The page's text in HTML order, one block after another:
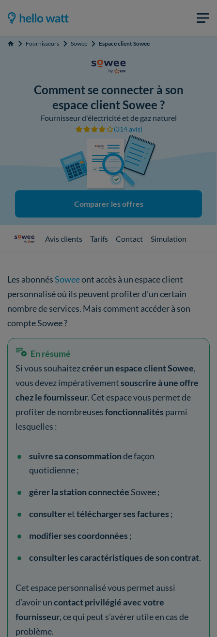
Accueil Fournisseurs Sowee Espace client Sowee
Comment se connecter à son
espace client Sowee ?
Fournisseur d'électricité et de gaz naturel
(314 avis)
Comparer les offres
Avis clients Tarifs Contact Simulation
Les abonnésSoweeont accès à un espace client
personnalisé où ils peuvent profiter d'un certain
nombre de services. Mais comment accéder à son
compte Sowee ?
En résumé
Si vous souhaitezcréer un espace client Sowee,
vous devez impérativementsouscrire à une offre
chez le fournisseur. Cet espace vous permet de
profiter de nombreusesfonctionnalités parmi
lesquelles :
suivre sa consommationde façon
quotidienne ;
gérer la station connectéeSowee ;
consulterettélécharger ses factures ;
modifier ses coordonnées ;
consulter les caractéristiques de son contrat.
Cet espace personnalisé vous permet aussi
d’avoir uncontact privilégié avec votre
fournisseur, ce qui peut s’avérer utile en cas de
problème.